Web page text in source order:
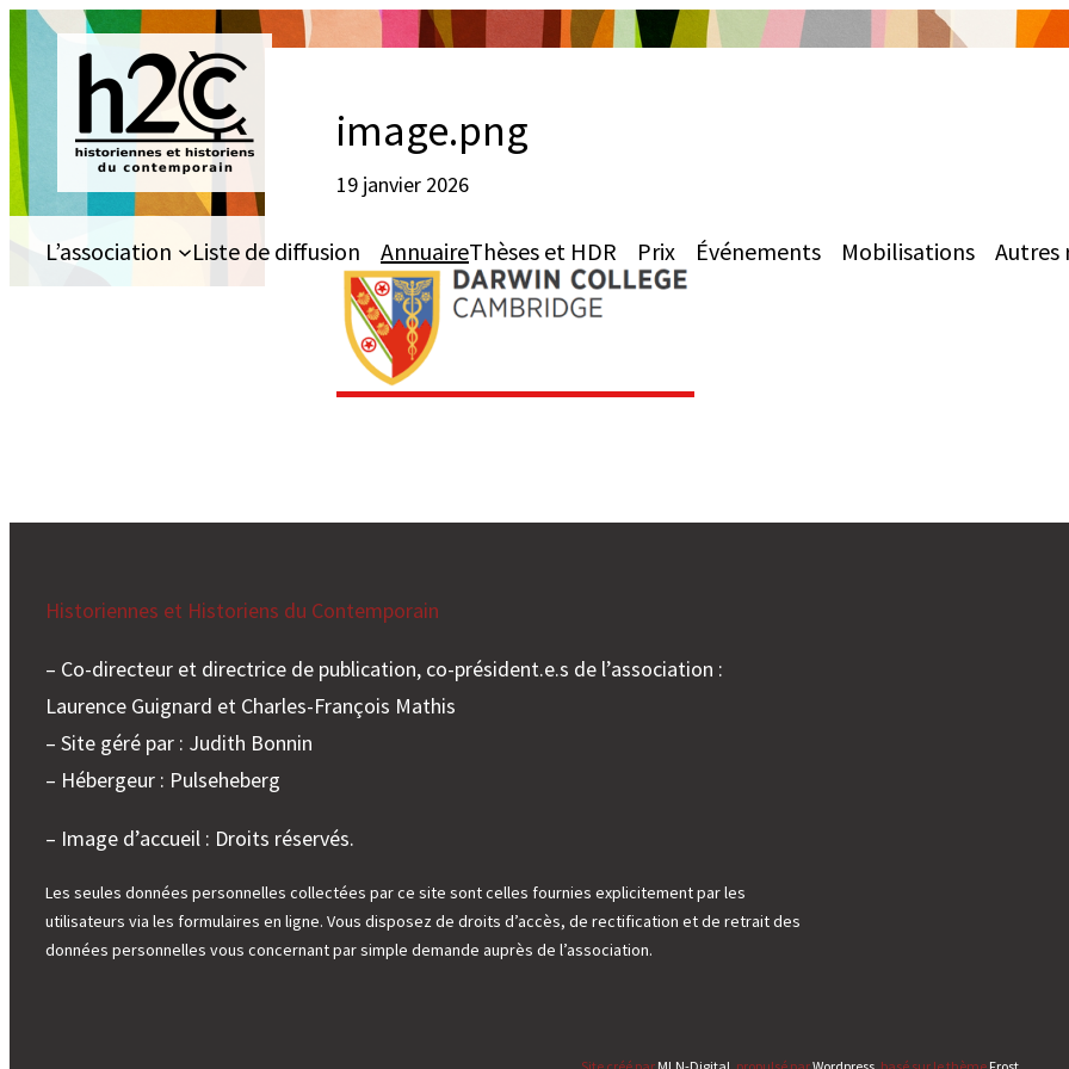
Aller
au
contenu
L’association Liste de diffusion AnnuaireThèses et HDR Prix Événements Mobilisations Autres
image.png
19 janvier 2026
Historiennes et Historiens du Contemporain
– Co-directeur et directrice de publication, co-président.e.s de l’association :
Laurence Guignard et Charles-François Mathis
– Site géré par : Judith Bonnin
– Hébergeur : Pulseheberg
– Image d’accueil : Droits réservés.
Les seules données personnelles collectées par ce site sont celles fournies explicitement par les
utilisateurs via les formulaires en ligne. Vous disposez de droits d’accès, de rectification et de retrait des
données personnelles vous concernant par simple demande auprès de l’association.